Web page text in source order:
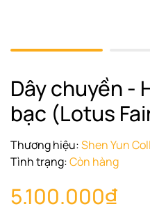
Dây chuyền -
bạc (Lotus
Thương hiệu:Shen Yun
Tình trạng:Còn hàng
5.100.000₫